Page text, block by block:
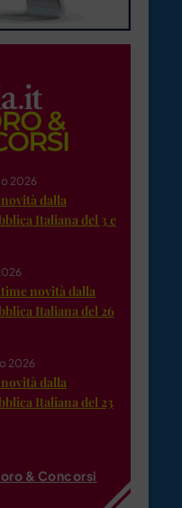
2026
dalla
Italiana del 3 e
novità dalla
Italiana del 26
2026
dalla
Italiana del 23
& Concorsi